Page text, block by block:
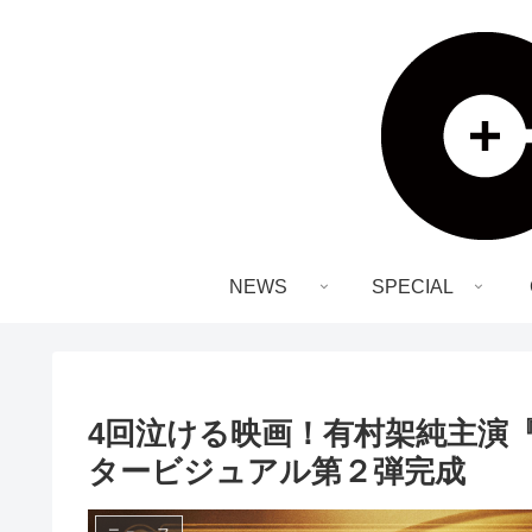
NEWS SPECIAL
4回泣ける映画！有村架純主演
タービジュアル第２弾完成